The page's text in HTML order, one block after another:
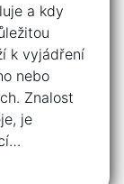
a kdy
k vyjádření
nebo
Znalost
je